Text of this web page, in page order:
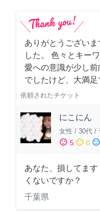
ありがとうござい
した。 色々とキー
愛への意識が少し
でしたけど、大満足
依頼されたチケット
にこにん
女性 / 30代 /
sentiment_satisfied 5 sentiment_neutral 0 sentiment_dissatisfied
あなた、損してま
くないですか？
千葉県